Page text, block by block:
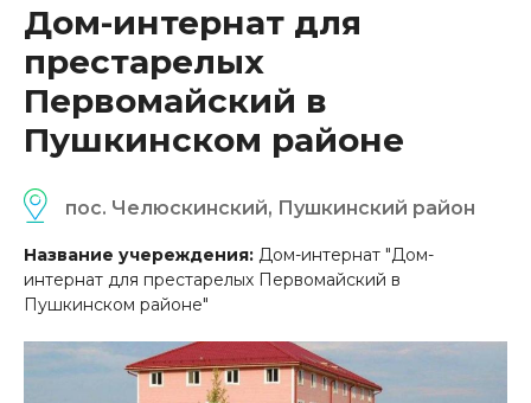
Дом-интернат для
престарелых
Первомайский в
Пушкинском районе
пос. Челюскинский, Пушкинский район
Название учереждения: Дом-интернат "Дом-
интернат для престарелых Первомайский в
Пушкинском районе"